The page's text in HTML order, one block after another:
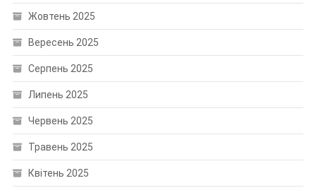
Жовтень 2025
Вересень 2025
Серпень 2025
Липень 2025
Червень 2025
Травень 2025
Квітень 2025